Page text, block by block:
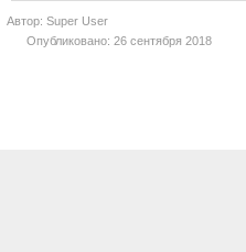
Автор: Super User
Опубликовано: 26 сентября 2018